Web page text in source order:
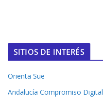
SITIOS DE INTERÉS
Orienta Sue
Andalucía Compromiso Digital